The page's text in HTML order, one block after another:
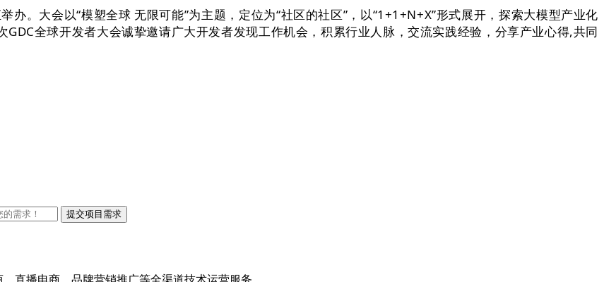
大会以“模塑全球 无限可能”为主题，定位为“社区的社区”，以“1+1+N+X”形式展开，探索大模型产业化
全球开发者大会诚挚邀请广大开发者发现工作机会，积累行业人脉，交流实践经验，分享产业心得,共同
直播电商、品牌营销推广等全渠道技术运营服务，